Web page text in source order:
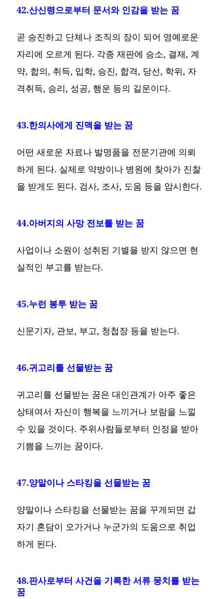
42.산신령으로부터 문서와 인감을 받는 꿈
곧 승진하고 단체나 조직의 장이 되어 영예로운
자리에 오르게 된다. 각종 재판에 승소, 결재, 계
약, 합의, 취득, 입학, 승진, 합격, 당선, 학위, 자
격취득, 승리, 성공, 행운 등의 길운이다.
43.한의사에게 진맥을 받는 꿈
어떤 새로운 자료나 발명품을 전문기관에 의뢰
하게 된다. 실제로 약방이나 병원에 찾아가 진찰
을 받게도 된다. 검사, 조사, 도움 등을 암시한다.
44.아버지의 사망 전보를 받는 꿈
사업이나 소원이 성취된 기별을 받지 않으면 현
실적인 부고를 받는다.
45.누런 봉투 받는 꿈
신문기자, 관보, 부고, 청첩장 등을 받는다.
46.귀고리를 선물받는 꿈
귀고리를 선물받는 꿈은 대인관계가 아주 좋은
상태여서 자신이 행복을 느끼거나 보람을 느낄
수 있을 것이다. 주위사람들로부터 인정을 받아
기쁨을 느끼는 꿈이다.
47.양말이나 스타킹을 선물받는 꿈
양말이나 스타킹을 선물받는 꿈을 꾸게되면 갑
자기 혼담이 오가거나 누군가의 도움으로 취업
하게 된다.
48.판사로부터 사건을 기록한 서류 뭉치를 받는
꿈